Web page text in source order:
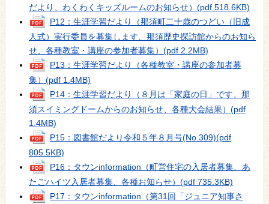
だより、わくわくキッズルームのお知らせ） (pdf 518.6KB)
P12：生涯学習だより（那須町二十歳のつどい（旧成
人式）実行委員を募集します、那須歴史探訪館からのお知ら
せ、各種教室・講座の参加者募集） (pdf 2.2MB)
P13：生涯学習だより（各種教室・講座の参加者募
集） (pdf 1.4MB)
P14：生涯学習だより（８月は「家庭の日」です、那
須スイミングドームからのお知らせ、各種大会結果） (pdf
1.4MB)
P15：図書館だより令和５年８月号(No.309)(pdf
805.5KB)
P16：タウンinformation（町営住宅の入居者募集、あ
たごハイツ入居者募集、各種お知らせ） (pdf 735.3KB)
P17：タウンinformation（第31回「ジュニア知事さ